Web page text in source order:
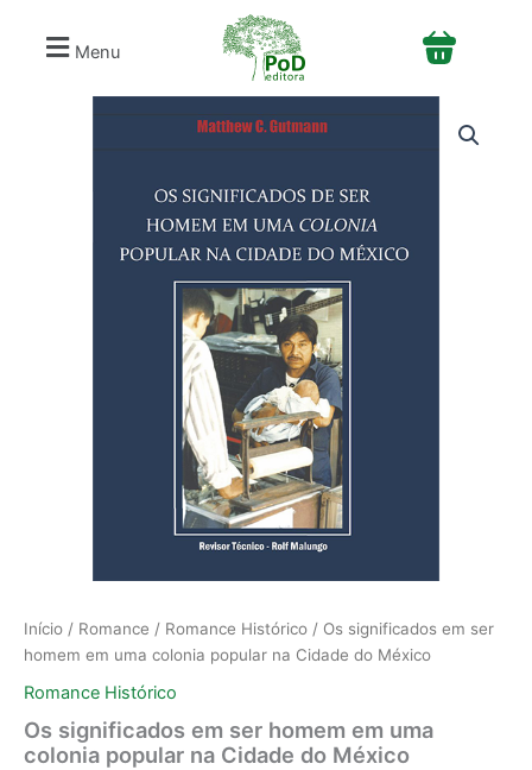
Menu
Início / Romance / Romance Histórico / Os significados em ser
homem em uma colonia popular na Cidade do México
Romance Histórico
Os significados em ser homem em uma
colonia popular na Cidade do México